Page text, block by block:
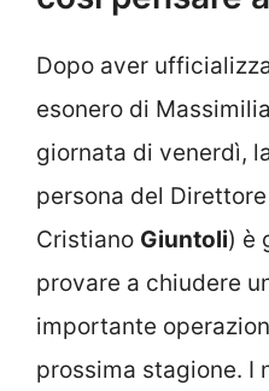
Dopo aver
esonero di
giornata di venerdì,
persona del
Cristiano Giuntoli) è
provare a chiudere
importante
prossima stagione. I